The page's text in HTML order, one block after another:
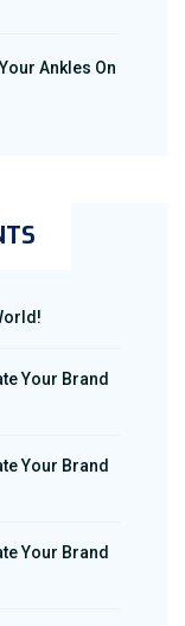
Ankles On
Your Brand
Your Brand
Your Brand